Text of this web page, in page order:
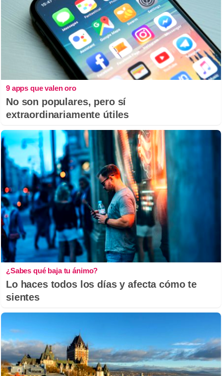
9 apps que valen oro
No son populares, pero sí
extraordinariamente útiles
¿Sabes qué baja tu ánimo?
Lo haces todos los días y afecta cómo te
sientes